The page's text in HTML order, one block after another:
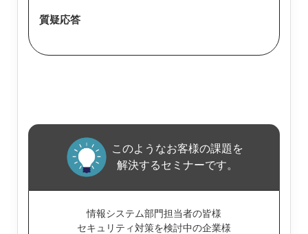
質疑応答
このようなお客様の課題を
解決するセミナーです。
情報システム部門担当者の皆様
セキュリティ対策を検討中の企業様